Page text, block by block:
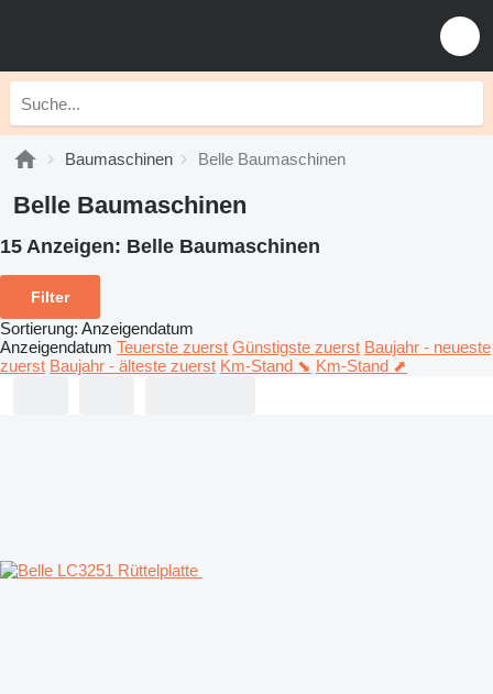
Baumaschinen Belle Baumaschinen
Belle Baumaschinen
15 Anzeigen: Belle Baumaschinen
Filter
Sortierung: Anzeigendatum
Anzeigendatum Teuerste zuerst Günstigste zuerst Baujahr - neueste
zuerst Baujahr - älteste zuerst Km-Stand ⬊ Km-Stand ⬈